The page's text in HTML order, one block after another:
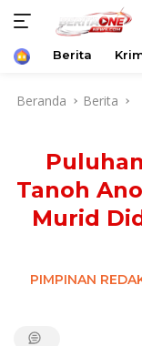
Beranda
Berita
Beranda Berita
Tanoh
Murid
PIMPINAN